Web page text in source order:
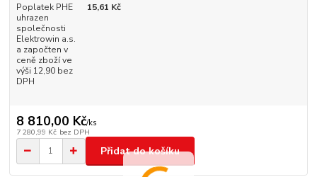
Poplatek PHE
uhrazen
společnosti
Elektrowin a.s.
a započten v
ceně zboží ve
výši 12,90 bez
DPH
15,61 Kč
8 810,00 Kč/ks
7 280,99 Kč bez DPH
Přidat do košíku